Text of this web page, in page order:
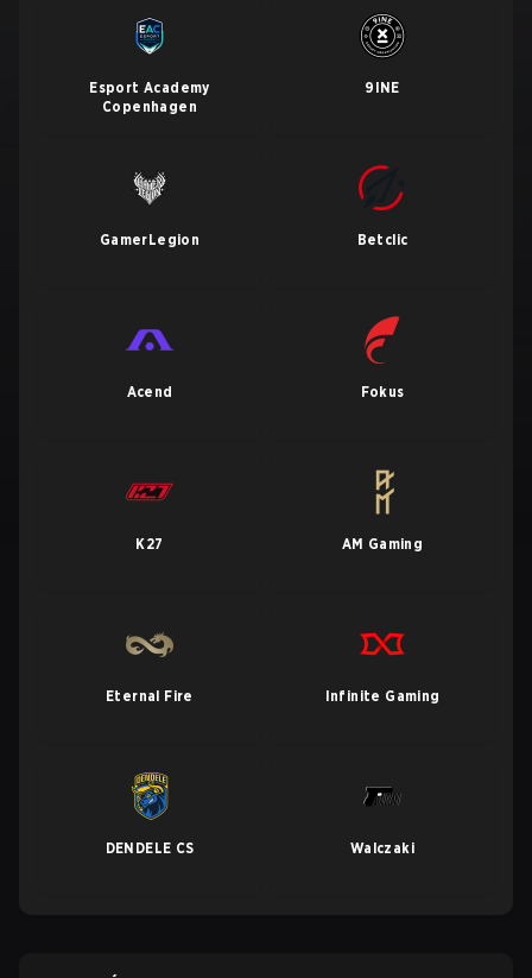
Esport Academy
Copenhagen
9INE
GamerLegion Betclic
Acend Fokus
K27 AM Gaming
Eternal Fire Infinite Gaming
DENDELE CS Walczaki